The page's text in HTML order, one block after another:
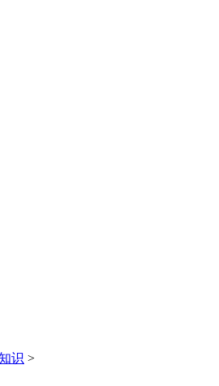
识 >